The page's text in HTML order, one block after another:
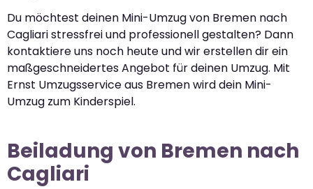
Du möchtest deinen Mini-Umzug von Bremen nach
Cagliari stressfrei und professionell gestalten? Dann
kontaktiere uns noch heute und wir erstellen dir ein
maßgeschneidertes Angebot für deinen Umzug. Mit
Ernst Umzugsservice aus Bremen wird dein Mini-
Umzug zum Kinderspiel.
Beiladung von Bremen nach
Cagliari